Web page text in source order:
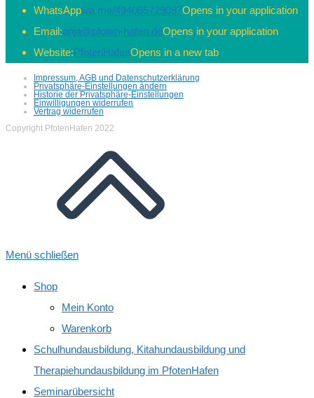
WhatsAppwa.me/494065729097Opens in your application
Email:anja@pfoten-hafen.deOpens in your application
Website:PfotenHafenOpens in a new tab
Impressum, AGB und Datenschutzerklärung
Privatsphäre-Einstellungen ändern
Historie der Privatsphäre-Einstellungen
Einwilligungen widerrufen
Vertrag widerrufen
Copyright PfotenHafen 2022
Menü schließen
Shop
Mein Konto
Warenkorb
Schulhundausbildung, Kitahundausbildung und
Therapiehundausbildung im PfotenHafen
Seminarübersicht